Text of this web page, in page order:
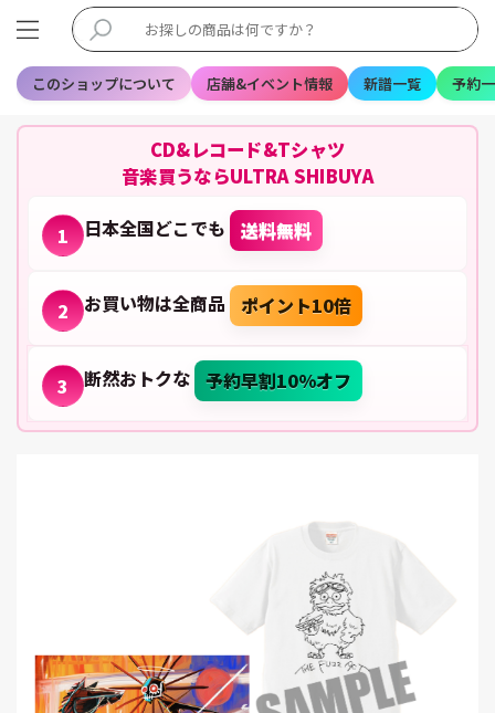
このショップについて 店舗&イベント情報 新譜一覧 予約
CD&レコード&Tシャツ
音楽買うならULTRA SHIBUYA
1 日本全国どこでも 送料無料
2 お買い物は全商品 ポイント10倍
3 断然おトクな 予約早割10%オフ